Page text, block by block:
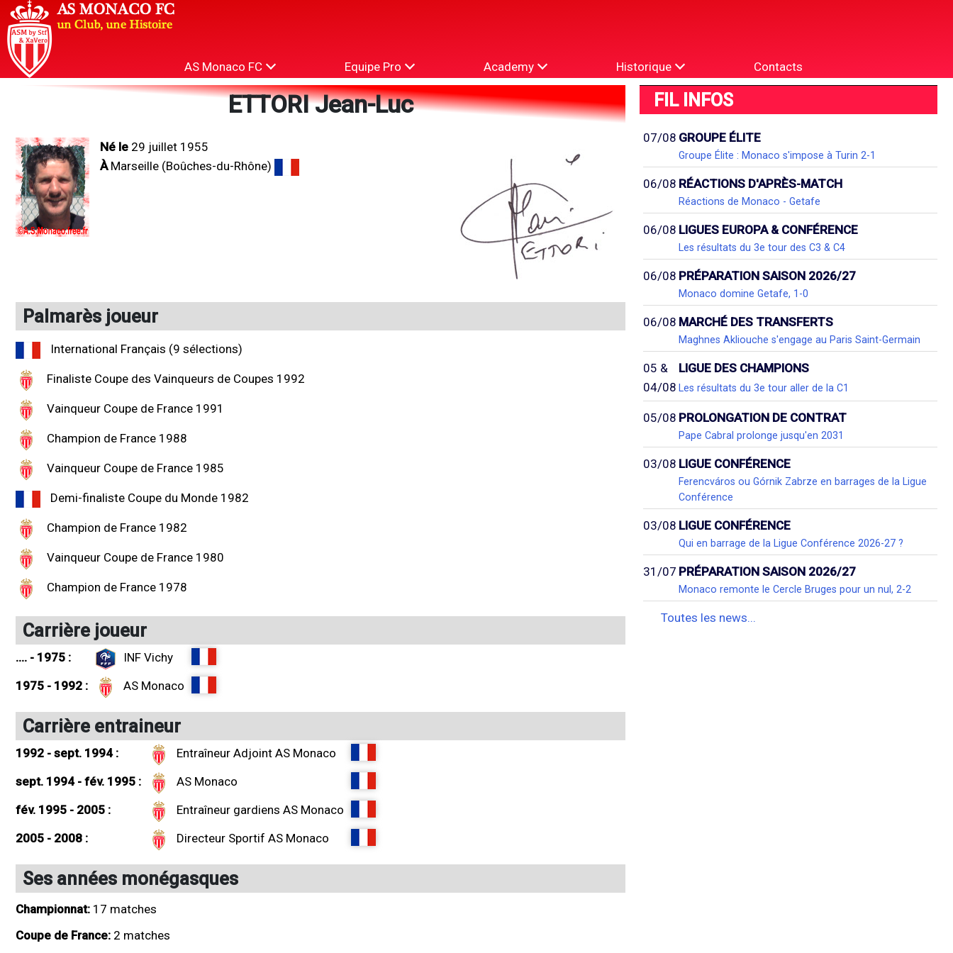
AS Monaco FC Equipe Pro Academy Historique Contacts
ETTORI Jean-Luc
Né le 29 juillet 1955
ÀMarseille (Boûches-du-Rhône)
Palmarès joueur
International Français (9 sélections)
Finaliste Coupe des Vainqueurs de Coupes 1992
Vainqueur Coupe de France 1991
Champion de France 1988
Vainqueur Coupe de France 1985
Demi-finaliste Coupe du Monde 1982
Champion de France 1982
Vainqueur Coupe de France 1980
Champion de France 1978
Carrière joueur
.... - 1975 :
INF Vichy
1975 - 1992 :
AS Monaco
Carrière entraineur
1992 - sept. 1994 :
Entraîneur Adjoint AS Monaco
sept. 1994 - fév. 1995 :
AS Monaco
fév. 1995 - 2005 :
Entraîneur gardiens AS Monaco
2005 - 2008 :
Directeur Sportif AS Monaco
Ses années monégasques
Championnat: 17 matches
Coupe de France: 2 matches
FIL INFOS
07/08 GROUPE ÉLITE
Groupe Élite : Monaco s'impose à Turin 2-1
06/08 RÉACTIONS D'APRÈS-MATCH
Réactions de Monaco - Getafe
06/08 LIGUES EUROPA & CONFÉRENCE
Les résultats du 3e tour des C3 & C4
06/08 PRÉPARATION SAISON 2026/27
Monaco domine Getafe, 1-0
06/08 MARCHÉ DES TRANSFERTS
Maghnes Akliouche s'engage au Paris Saint-Germain
05 &
04/08
LIGUE DES CHAMPIONS
Les résultats du 3e tour aller de la C1
05/08 PROLONGATION DE CONTRAT
Pape Cabral prolonge jusqu'en 2031
03/08 LIGUE CONFÉRENCE
Ferencváros ou Górnik Zabrze en barrages de la Ligue
Conférence
03/08 LIGUE CONFÉRENCE
Qui en barrage de la Ligue Conférence 2026-27 ?
31/07 PRÉPARATION SAISON 2026/27
Monaco remonte le Cercle Bruges pour un nul, 2-2
Toutes les news...